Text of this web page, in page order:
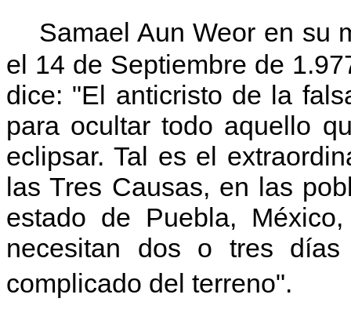
Samael Aun Weor en su
el 14 de Septiembre de
dice: "El anticristo de la
para ocultar todo aquello
eclipsar. Tal es el
las Tres Causas, en las
estado de Puebla,
necesitan dos o tres
complicado del terreno".